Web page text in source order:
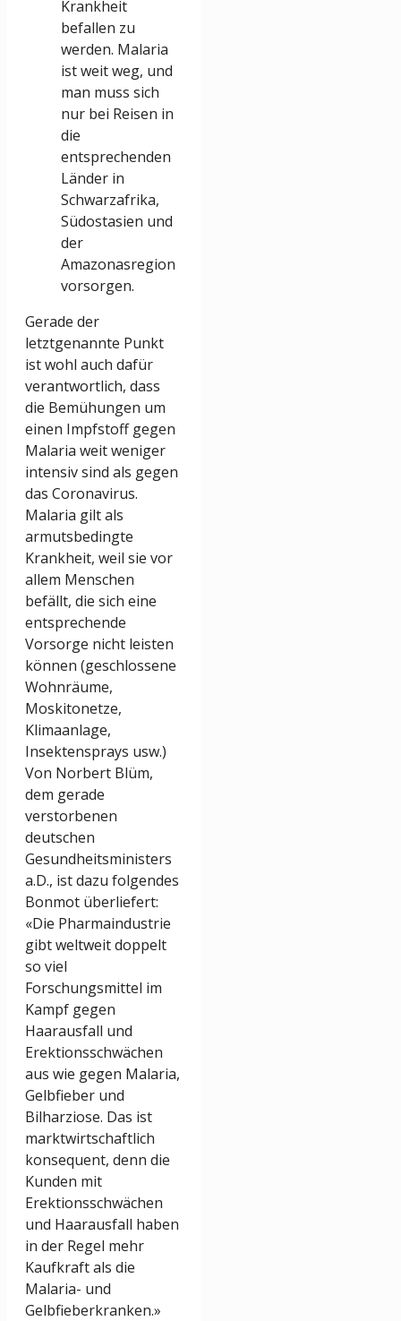
Krankheit
befallen zu
werden. Malaria
ist weit weg, und
man muss sich
nur bei Reisen in
die
entsprechenden
Länder in
Schwarzafrika,
Südostasien und
der
Amazonasregion
vorsorgen.
Gerade der
letztgenannte Punkt
ist wohl auch dafür
verantwortlich, dass
die Bemühungen um
einen Impfstoff gegen
Malaria weit weniger
intensiv sind als gegen
das Coronavirus.
Malaria gilt als
armutsbedingte
Krankheit, weil sie vor
allem Menschen
befällt, die sich eine
entsprechende
Vorsorge nicht leisten
können (geschlossene
Wohnräume,
Moskitonetze,
Klimaanlage,
Insektensprays usw.)
Von Norbert Blüm,
dem gerade
verstorbenen
deutschen
Gesundheitsministers
a.D., ist dazu folgendes
Bonmot überliefert:
«Die Pharmaindustrie
gibt weltweit doppelt
so viel
Forschungsmittel im
Kampf gegen
Haarausfall und
Erektionsschwächen
aus wie gegen Malaria,
Gelbfieber und
Bilharziose. Das ist
marktwirtschaftlich
konsequent, denn die
Kunden mit
Erektionsschwächen
und Haarausfall haben
in der Regel mehr
Kaufkraft als die
Malaria- und
Gelbfieberkranken.»